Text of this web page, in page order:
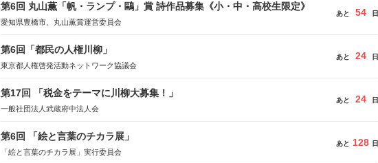
第6回 丸山薫「帆・ランプ・鷗」賞 詩作品募集《小・中・高校生限定》
愛知県豊橋市、丸山薫賞運営委員会
あと 54 日
第6回「都民の人権川柳」
東京都人権啓発活動ネットワーク協議会
あと 24 日
第17回 「税金をテーマに川柳大募集！」
一般社団法人武蔵府中法人会
あと 24 日
第6回 「絵と言葉のチカラ展」
「絵と言葉のチカラ展」実行委員会
あと 128 日